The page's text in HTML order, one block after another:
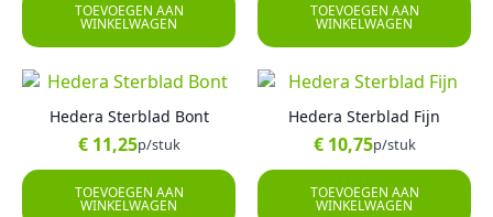
TOEVOEGEN AAN
WINKELWAGEN
TOEVOEGEN AAN
WINKELWAGEN
Hedera Sterblad Bont
€11,25p/stuk
TOEVOEGEN AAN
WINKELWAGEN
Hedera Sterblad Fijn
€10,75p/stuk
TOEVOEGEN AAN
WINKELWAGEN